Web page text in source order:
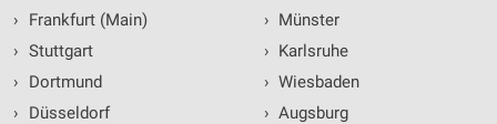
›
Frankfurt (Main)
› Stuttgart
›
Dortmund
›
Düsseldorf
› Münster
› Karlsruhe
› Wiesbaden
› Augsburg